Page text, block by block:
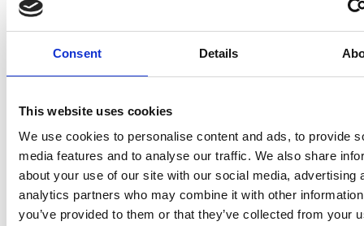
Consent Details
This website uses cookies
We use cookies to personalise content and ads, to provide
media features and to analyse our traffic. We also share
about your use of our site with our social media, advertising
analytics partners who may combine it with other
you’ve provided to them or that they’ve collected from your